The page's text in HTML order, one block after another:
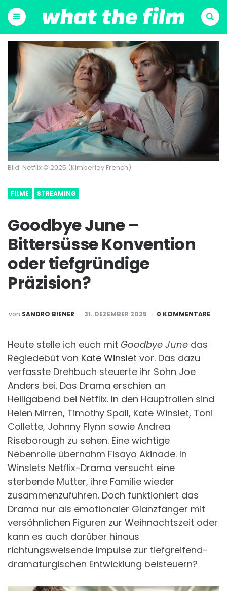
Menu Suchen
Bild: Netflix © 2025 (Kimberley French)
FILME STREAMING
Goodbye June –
Bittersüsse Konvention
oder tiefgründige
Präzision?
POSTED
BY
von SANDRO BIENER 31. DEZEMBER 2025 0 KOMMENTARE
Heute stelle ich euch mit Goodbye June das
Regiedebüt von Kate Winslet vor. Das dazu
verfasste Drehbuch steuerte ihr Sohn Joe
Anders bei. Das Drama erschien an
Heiligabend bei Netflix. In den Hauptrollen sind
Helen Mirren, Timothy Spall, Kate Winslet, Toni
Collette, Johnny Flynn sowie Andrea
Riseborough zu sehen. Eine wichtige
Nebenrolle übernahm Fisayo Akinade. In
Winslets Netflix-Drama versucht eine
sterbende Mutter, ihre Familie wieder
zusammenzuführen. Doch funktioniert das
Drama nur als emotionaler Glanzfänger mit
versöhnlichen Figuren zur Weihnachtszeit oder
kann es auch darüber hinaus
richtungsweisende Impulse zur tiefgreifend-
dramaturgischen Entwicklung beisteuern?